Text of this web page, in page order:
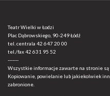
Teatr Wielki w Łodzi
Plac Dąbrowskiego, 90-249 Łódź
tel. centrala 42 647 20 00
tel./fax42 631 95 52
-------
Wszystkie informacje zawarte na stronie są
Kopiowanie, powielanie lub jakiekolwiek
zabronione.